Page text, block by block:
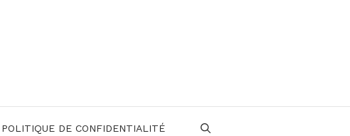
POLITIQUE DE CONFIDENTIALITÉ